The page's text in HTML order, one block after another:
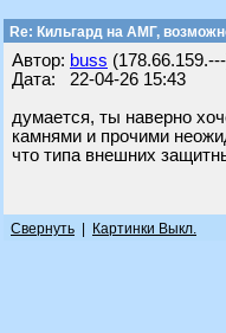
Re: Кильгард на АМГ,
Автор: buss
Дата: 22-04-26 15:43
думается, ты наверно
камнями и прочими
что типа внешних
Свернуть Картинки Выкл.